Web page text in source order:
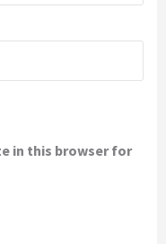
in this browser for